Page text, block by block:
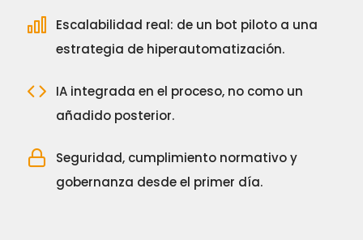
Escalabilidad real: de un bot piloto a una
estrategia de hiperautomatización.
IA integrada en el proceso, no como un
añadido posterior.
Seguridad, cumplimiento normativo y
gobernanza desde el primer día.